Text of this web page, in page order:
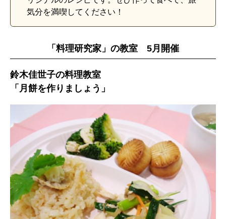
気分を満喫してください！
「料理研究家」の教室 5月開催
鈴木佳世子の料理教室
「月餅を作りましょう」